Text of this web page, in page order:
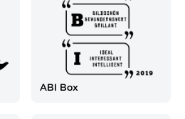
ABI Box